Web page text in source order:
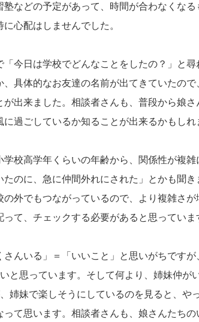
塾などの予定があって、時間が合わなくな
心配はしませんでした。
今日は学校でどんなことをしたの？」と尋
、具体的なお友達の名前が出てきていたの
が出来ました。相談者さんも、普段から娘
過ごしているか知ることが出来るかもしれ
校高学年くらいの年齢から、関係性が複雑
たのに、急に仲間外れにされた」とかも聞
の外でもつながっているので、より複雑さ
て、チェックする必要があると思っていま
さんいる」＝「いいこと」と思いがちです
と思っています。そして何より、姉妹仲が
姉妹で楽しそうにしているのを見ると、や
って思います。相談者さんも、娘さんたちの